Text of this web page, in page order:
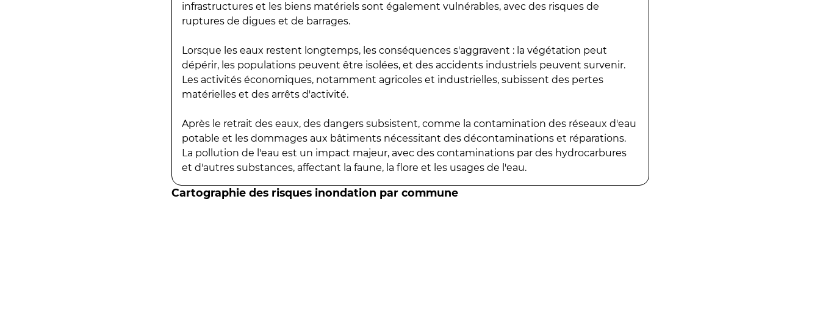
infrastructures et les biens matériels sont également vulnérables, avec des risques de
ruptures de digues et de barrages.
Lorsque les eaux restent longtemps, les conséquences s'aggravent : la végétation peut
dépérir, les populations peuvent être isolées, et des accidents industriels peuvent survenir.
Les activités économiques, notamment agricoles et industrielles, subissent des pertes
matérielles et des arrêts d'activité.
Après le retrait des eaux, des dangers subsistent, comme la contamination des réseaux d'eau
potable et les dommages aux bâtiments nécessitant des décontaminations et réparations.
La pollution de l'eau est un impact majeur, avec des contaminations par des hydrocarbures
et d'autres substances, affectant la faune, la flore et les usages de l'eau.
Cartographie des risques inondation par commune